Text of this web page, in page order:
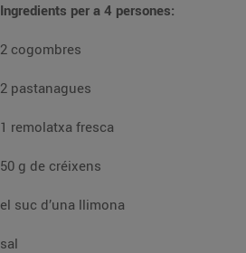
Ingredients per a 4 persones:
2 cogombres
2 pastanagues
1 remolatxa fresca
50 g de créixens
el suc d’una llimona
sal